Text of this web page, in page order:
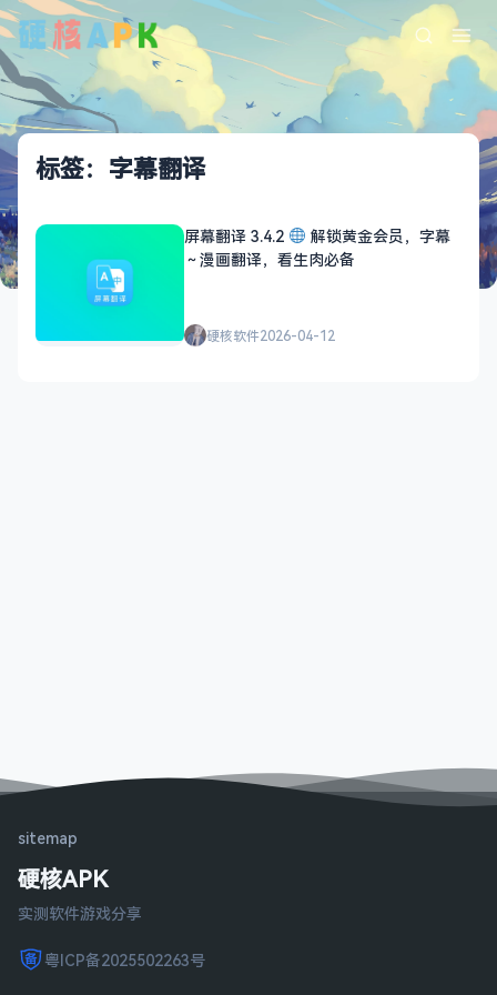
标签：字幕翻译
屏幕翻译 3.4.2
解锁黄金会员，字幕
～漫画翻译，看生肉必备
硬核软件2026-04-12
sitemap
硬核APK
实测软件游戏分享
粤ICP备2025502263号